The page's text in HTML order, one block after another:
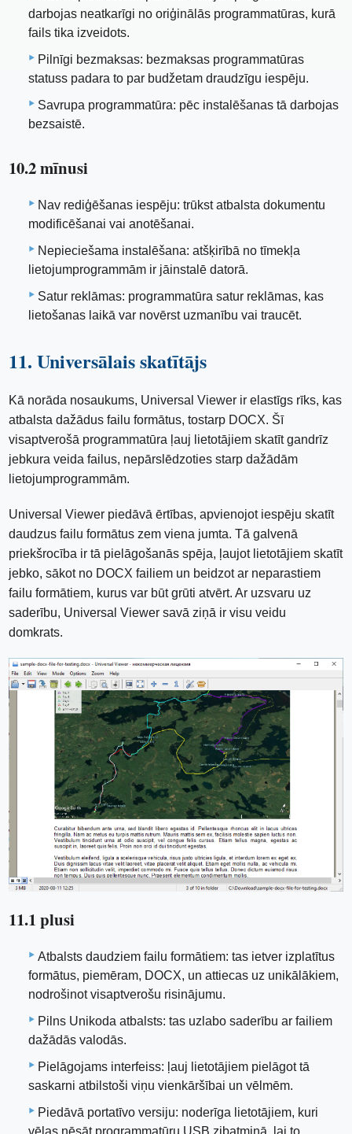
darbojas neatkarīgi no oriģinālās programmatūras, kurā
fails tika izveidots.
Pilnīgi bezmaksas: bezmaksas programmatūras
statuss padara to par budžetam draudzīgu iespēju.
Savrupa programmatūra: pēc instalēšanas tā darbojas
bezsaistē.
10.2 mīnusi
Nav rediģēšanas iespēju: trūkst atbalsta dokumentu
modificēšanai vai anotēšanai.
Nepieciešama instalēšana: atšķirībā no tīmekļa
lietojumprogrammām ir jāinstalē datorā.
Satur reklāmas: programmatūra satur reklāmas, kas
lietošanas laikā var novērst uzmanību vai traucēt.
11. Universālais skatītājs
Kā norāda nosaukums, Universal Viewer ir elastīgs rīks, kas
atbalsta dažādus failu formātus, tostarp DOCX. Šī
visaptverošā programmatūra ļauj lietotājiem skatīt gandrīz
jebkura veida failus, nepārslēdzoties starp dažādām
lietojumprogrammām.
Universal Viewer piedāvā ērtības, apvienojot iespēju skatīt
daudzus failu formātus zem viena jumta. Tā galvenā
priekšrocība ir tā pielāgošanās spēja, ļaujot lietotājiem skatīt
jebko, sākot no DOCX failiem un beidzot ar neparastiem
failu formātiem, kurus var būt grūti atvērt. Ar uzsvaru uz
saderību, Universal Viewer savā ziņā ir visu veidu
domkrats.
11.1 plusi
Atbalsts daudziem failu formātiem: tas ietver izplatītus
formātus, piemēram, DOCX, un attiecas uz unikālākiem,
nodrošinot visaptverošu risinājumu.
Pilns Unikoda atbalsts: tas uzlabo saderību ar failiem
dažādās valodās.
Pielāgojams interfeiss: ļauj lietotājiem pielāgot tā
saskarni atbilstoši viņu vienkāršībai un vēlmēm.
Piedāvā portatīvo versiju: ​​noderīga lietotājiem, kuri